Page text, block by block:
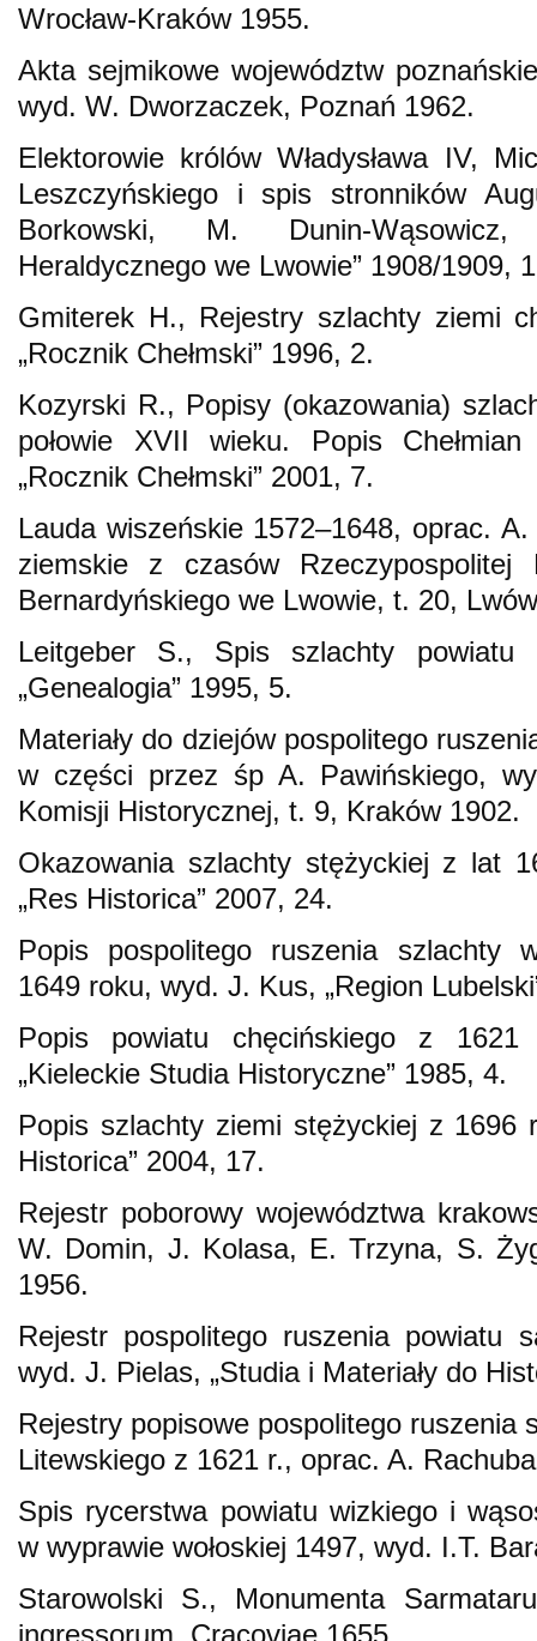
Wrocław-Kraków 1955.
Akta sejmikowe województw
wyd. W. Dworzaczek, Poznań 1962.
Elektorowie królów Władysława IV,
Leszczyńskiego i spis stronników
Borkowski, M. Dunin-Wąsowicz,
Heraldycznego we Lwowie” 1908/1909,
Gmiterek H., Rejestry szlachty ziemi
„Rocznik Chełmski” 1996, 2.
Kozyrski R., Popisy (okazowania)
połowie XVII wieku. Popis
„Rocznik Chełmski” 2001, 7.
Lauda wiszeńskie 1572–1648, oprac.
ziemskie z czasów
Bernardyńskiego we Lwowie, t. 20,
Leitgeber S., Spis szlachty
„Genealogia” 1995, 5.
Materiały do dziejów pospolitego
w części przez śp A. Pawińskiego,
Komisji Historycznej, t. 9, Kraków 1902.
Okazowania szlachty stężyckiej z lat
„Res Historica” 2007, 24.
Popis pospolitego ruszenia szlachty
1649 roku, wyd. J. Kus, „Region
Popis powiatu chęcińskiego z
„Kieleckie Studia Historyczne” 1985, 4.
Popis szlachty ziemi stężyckiej z 1696
Historica” 2004, 17.
Rejestr poborowy województwa
W. Domin, J. Kolasa, E. Trzyna, S.
1956.
Rejestr pospolitego ruszenia powiatu
wyd. J. Pielas, „Studia i Materiały do
Rejestry popisowe pospolitego ruszenia
Litewskiego z 1621 r., oprac. A.
Spis rycerstwa powiatu wizkiego i
w wyprawie wołoskiej 1497, wyd. I.T.
Starowolski S., Monumenta
ingressorum, Cracoviae 1655.